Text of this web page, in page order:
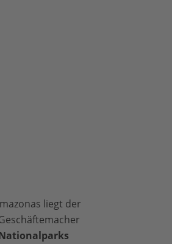
liegt der